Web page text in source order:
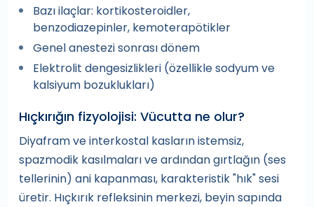
Bazı ilaçlar: kortikosteroidler,
benzodiazepinler, kemoterapötikler
Genel anestezi sonrası dönem
Elektrolit dengesizlikleri (özellikle sodyum ve
kalsiyum bozuklukları)
Hıçkırığın fizyolojisi: Vücutta ne olur?
Diyafram ve interkostal kasların istemsiz,
spazmodik kasılmaları ve ardından gırtlağın (ses
tellerinin) ani kapanması, karakteristik "hık" sesi
üretir. Hıçkırık refleksinin merkezi, beyin sapında